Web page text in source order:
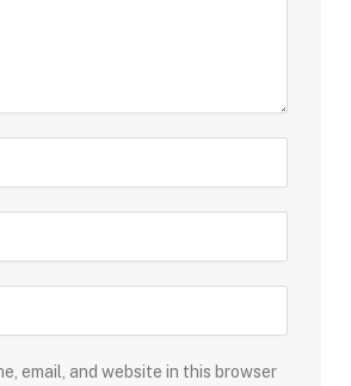
email, and website in this browser